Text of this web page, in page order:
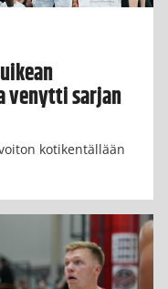
venytti sarjan
kotikentällään